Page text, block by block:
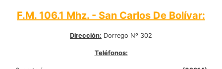
F.M. 106.1 Mhz. - San Carlos De Bolívar:
Dirección: Dorrego Nº 302
Teléfonos: